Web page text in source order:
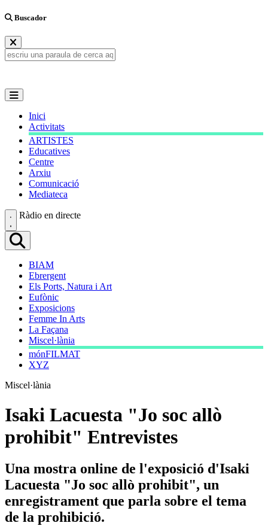
Buscador
Inici
Activitats
ARTISTES
Educatives
Centre
Arxiu
Comunicació
Mediateca
Ràdio en directe
BIAM
Ebrergent
Els Ports, Natura i Art
Eufònic
Exposicions
Femme In Arts
La Façana
Miscel·lània
mónFILMAT
XYZ
Miscel·lània
Isaki Lacuesta "Jo soc allò
prohibit" Entrevistes
Una mostra online de l'exposició d'Isaki
Lacuesta "Jo soc allò prohibit", un
enregistrament que parla sobre el tema
de la prohibició.